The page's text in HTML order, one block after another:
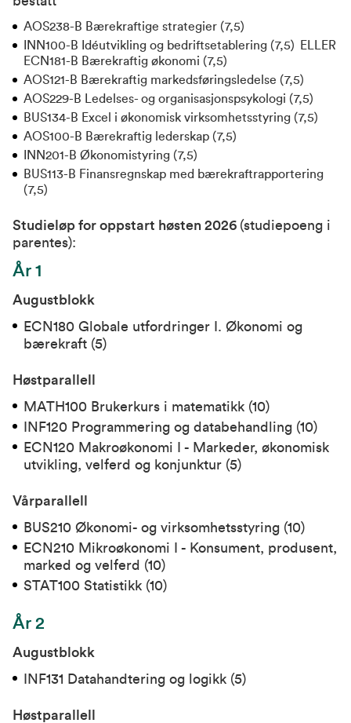
AOS238-B Bærekraftige strategier (7,5)
INN100-B Idéutvikling og bedriftsetablering (7,5)
ELLER
ECN181-B Bærekraftig økonomi (7,5)
AOS121-B Bærekraftig markedsføringsledelse (7,5)
AOS229-B Ledelses- og organisasjonspsykologi (7,5)
BUS134-B Excel i økonomisk virksomhetsstyring (7,5)
AOS100-B Bærekraftig lederskap (7,5)
INN201-B Økonomistyring (7,5)
BUS113-B Finansregnskap med bærekraftrapportering
(7,5)
Studieløp for oppstart høsten 2026 (studiepoeng i
parentes):
År 1
Augustblokk
ECN180 Globale utfordringer I. Økonomi og
bærekraft (5)
Høstparallell
MATH100 Brukerkurs i matematikk (10)
INF120 Programmering og databehandling (10)
ECN120 Makroøkonomi I - Markeder, økonomisk
utvikling, velferd og konjunktur (5)
Vårparallell
BUS210 Økonomi- og virksomhetsstyring (10)
ECN210 Mikroøkonomi I - Konsument, produsent,
marked og velferd (10)
STAT100 Statistikk (10)
År 2
Augustblokk
INF131 Datahandtering og logikk (5)
Høstparallell